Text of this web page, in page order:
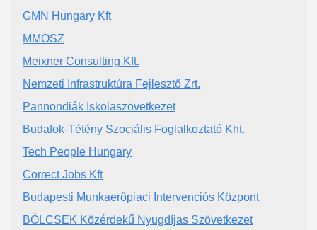
GMN Hungary Kft
MMOSZ
Meixner Consulting Kft.
Nemzeti Infrastruktúra Fejlesztő Zrt.
Pannondiák Iskolaszövetkezet
Budafok-Tétény Szociális Foglalkoztató Kht.
Tech People Hungary
Correct Jobs Kft
Budapesti Munkaerőpiaci Intervenciós Központ
BÖLCSEK Közérdekű Nyugdíjas Szövetkezet